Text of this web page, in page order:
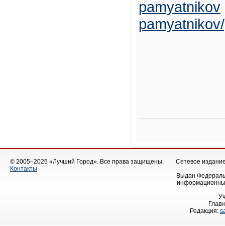
pamyatnikov
© 2005–2026 «Лучший Город». Все права защищены.
Контакты
Сетевое
Выдан
Редакция: